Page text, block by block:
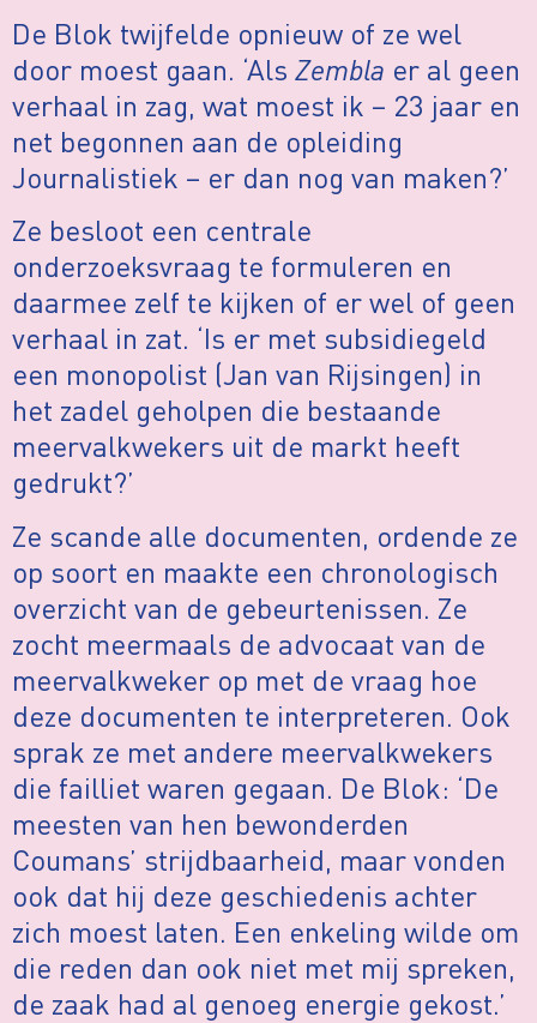
De Blok twijfelde opnieuw of ze wel
door moest gaan. ‘Als Zembla er al geen
verhaal in zag, wat moest ik – 23 jaar en
net begonnen aan de opleiding
Journalistiek – er dan nog van maken?’
Ze besloot een centrale
onderzoeksvraag te formuleren en
daarmee zelf te kijken of er wel of geen
verhaal in zat. ‘Is er met subsidiegeld
een monopolist (Jan van Rijsingen) in
het zadel geholpen die bestaande
meervalkwekers uit de markt heeft
gedrukt?’
Ze scande alle documenten, ordende ze
op soort en maakte een chronologisch
overzicht van de gebeurtenissen. Ze
zocht meermaals de advocaat van de
meervalkweker op met de vraag hoe
deze documenten te interpreteren. Ook
sprak ze met andere meervalkwekers
die failliet waren gegaan. De Blok: ‘De
meesten van hen bewonderden
Coumans’ strijdbaarheid, maar vonden
ook dat hij deze geschiedenis achter
zich moest laten. Een enkeling wilde om
die reden dan ook niet met mij spreken,
de zaak had al genoeg energie gekost.’